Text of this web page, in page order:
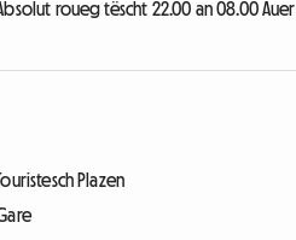
roueg tëscht 22.00 an 08.00 Auer
Plazen